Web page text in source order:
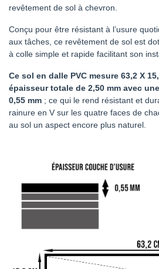
revêtement de sol à chevron.
Conçu pour être résistant à l’usure
aux tâches, ce revêtement de sol est
à colle simple et rapide facilitant son
Ce sol en dalle PVC mesure 63,2 X
épaisseur totale de 2,50 mm avec
0,55 mm ; ce qui le rend résistant et
rainure en V sur les quatre faces de
au sol un aspect encore plus naturel.